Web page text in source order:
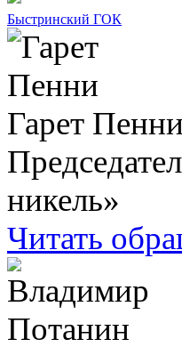
Быстринский ГОК
Гарет Пенни
никель»
Читать